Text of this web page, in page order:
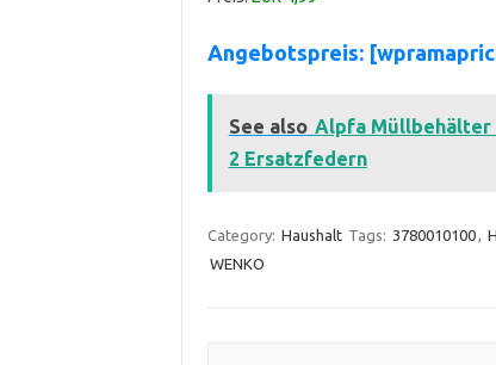
Angebotspreis:
See also Alpfa Müllbehälter
2 Ersatzfedern
Category: Haushalt Tags: 3780010100,
WENKO